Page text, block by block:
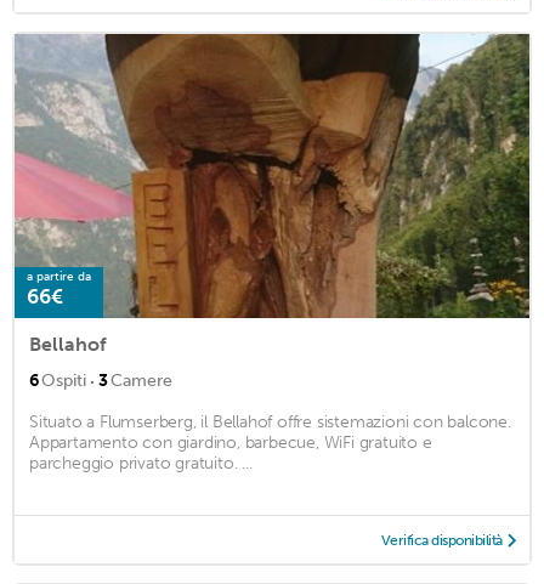
a partire da
66€
Bellahof
6Ospiti · 3Camere
Situato a Flumserberg, il Bellahof offre sistemazioni con balcone.
Appartamento con giardino, barbecue, WiFi gratuito e
parcheggio privato gratuito. ...
Verifica disponibilità